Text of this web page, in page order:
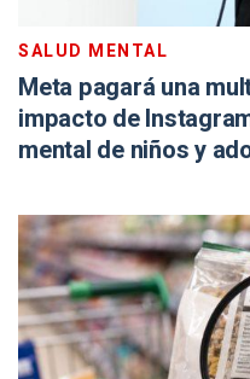
SALUD MENTAL
Meta pagará una
impacto de
mental de niños y